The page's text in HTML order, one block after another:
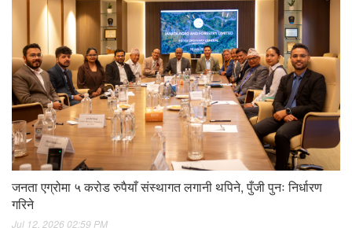
जनता एग्रोमा ५ करोड रुपैयाँ संस्थागत लगानी थपिने, पुँजी पुनः निर्धारण
गरिने
Jul 12, 2026 02:59 PM